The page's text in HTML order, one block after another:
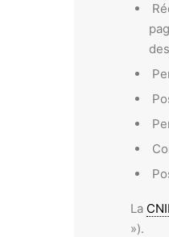
des
La
»).